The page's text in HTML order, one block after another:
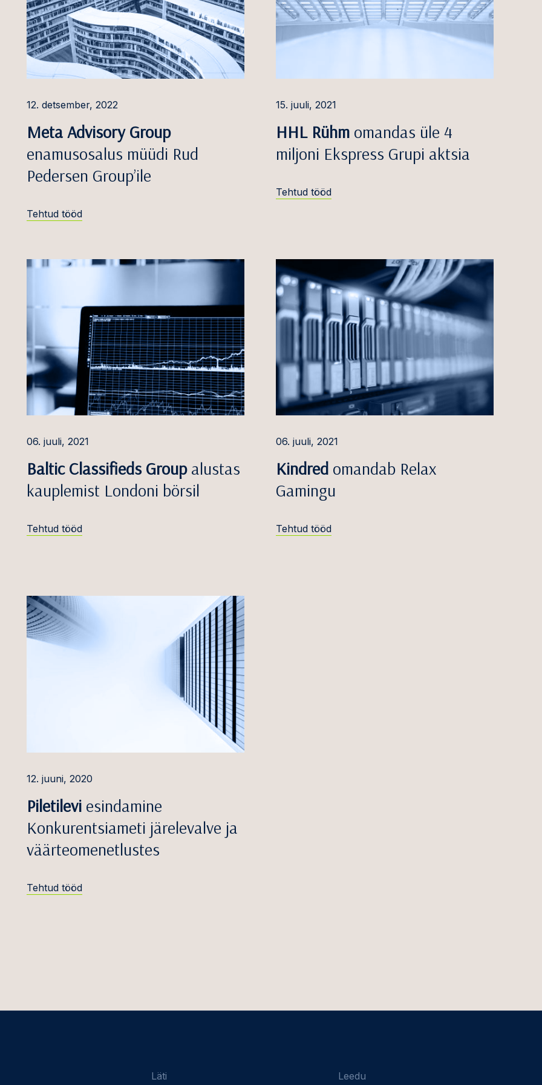
tunnustamine
pööramine
ja
ja
ja
ja vastutavate
ja
ja töösuhted
vaidlused
vaidlused
tehnoloogia ja
ja riigiabi
ja
ja jaekaubandus
ja IT õigus
ja taristu
joogi- ja
12. detsember, 2022
Meta Advisory Group
enamusosalus müüdi Rud
Pedersen Group’ile
Tehtud tööd
15. juuli, 2021
HHL Rühm omandas üle 4
miljoni Ekspress Grupi aktsia
Tehtud tööd
06. juuli, 2021
Baltic Classifieds Groupalustas
kauplemist Londoni börsil
Tehtud tööd
06. juuli, 2021
Kindred omandab Relax
Gamingu
Tehtud tööd
12. juuni, 2020
Piletilevi esindamine
Konkurentsiameti järelevalve ja
väärteomenetlustes
Tehtud tööd
Läti Leedu